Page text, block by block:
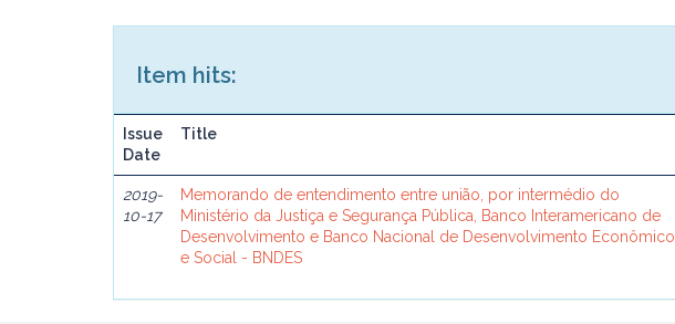
Item hits:
Issue
Date
Title
2019-
10-17
Memorando de entendimento entre união, por intermédio do
Ministério da Justiça e Segurança Pública, Banco Interamericano de
Desenvolvimento e Banco Nacional de Desenvolvimento Econômico
e Social - BNDES